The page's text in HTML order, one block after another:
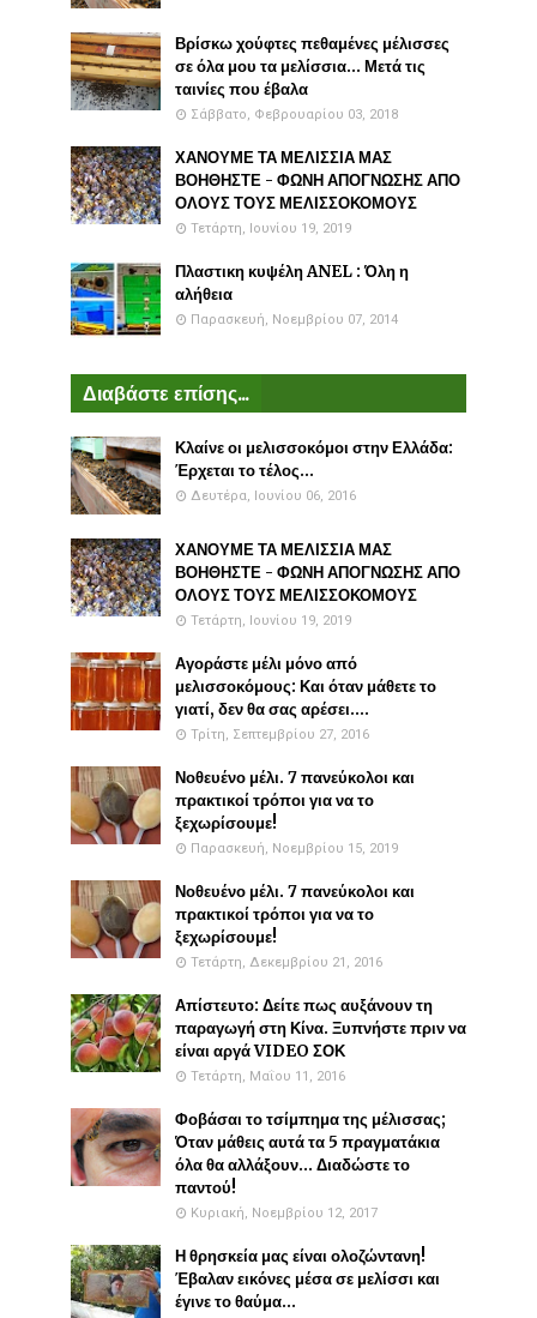
Βρίσκω χούφτες πεθαμένες μέλισσες
σε όλα μου τα μελίσσια... Μετά τις
ταινίες που έβαλα
Σάββατο, Φεβρουαρίου 03, 2018
ΧΑΝΟΥΜΕ ΤΑ ΜΕΛΙΣΣΙΑ ΜΑΣ
ΒΟΗΘΗΣΤΕ - ΦΩΝΗ ΑΠΟΓΝΩΣΗΣ ΑΠΟ
ΟΛΟΥΣ ΤΟΥΣ ΜΕΛΙΣΣΟΚΟΜΟΥΣ
Τετάρτη, Ιουνίου 19, 2019
Πλαστικη κυψέλη ANEL : Όλη η
αλήθεια
Παρασκευή, Νοεμβρίου 07, 2014
Διαβάστε επίσης...
Κλαίνε οι μελισσοκόμοι στην Ελλάδα:
Έρχεται το τέλος...
Δευτέρα, Ιουνίου 06, 2016
ΧΑΝΟΥΜΕ ΤΑ ΜΕΛΙΣΣΙΑ ΜΑΣ
ΒΟΗΘΗΣΤΕ - ΦΩΝΗ ΑΠΟΓΝΩΣΗΣ ΑΠΟ
ΟΛΟΥΣ ΤΟΥΣ ΜΕΛΙΣΣΟΚΟΜΟΥΣ
Τετάρτη, Ιουνίου 19, 2019
Αγοράστε μέλι μόνο από
μελισσοκόμους: Και όταν μάθετε το
γιατί, δεν θα σας αρέσει....
Τρίτη, Σεπτεμβρίου 27, 2016
Νοθευένο μέλι. 7 πανεύκολοι και
πρακτικοί τρόποι για να το
ξεχωρίσουμε!
Παρασκευή, Νοεμβρίου 15, 2019
Νοθευένο μέλι. 7 πανεύκολοι και
πρακτικοί τρόποι για να το
ξεχωρίσουμε!
Τετάρτη, Δεκεμβρίου 21, 2016
Απίστευτο: Δείτε πως αυξάνουν τη
παραγωγή στη Κίνα. Ξυπνήστε πριν να
είναι αργά VIDEO ΣΟΚ
Τετάρτη, Μαΐου 11, 2016
Φοβάσαι το τσίμπημα της μέλισσας;
Όταν μάθεις αυτά τα 5 πραγματάκια
όλα θα αλλάξουν... Διαδώστε το
παντού!
Κυριακή, Νοεμβρίου 12, 2017
Η θρησκεία μας είναι ολοζώντανη!
Έβαλαν εικόνες μέσα σε μελίσσι και
έγινε το θαύμα...